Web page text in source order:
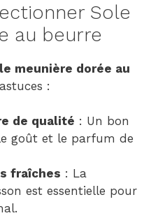
Sole
au beurre
meunière dorée au
:
de qualité : Un bon
goût et le parfum de
fraîches : La
est essentielle pour